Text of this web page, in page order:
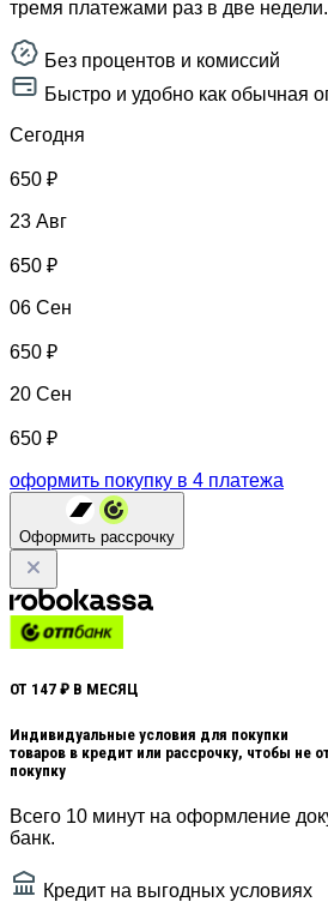
тремя платежами раз в две недели.
Без процентов и комиссий
Быстро и удобно как обычная
Сегодня
650 ₽
23 Авг
650 ₽
06 Сен
650 ₽
20 Сен
650 ₽
оформить покупку в 4 платежа
Оформить рассрочку
ОТ 147 ₽ В МЕСЯЦ
Индивидуальные условия для покупки
товаров в кредит или рассрочку, чтобы не
покупку
Всего 10 минут на оформление
банк.
Кредит на выгодных условиях